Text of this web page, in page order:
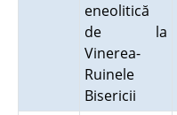
eneolitică
de la
Vinerea-
Ruinele
Bisericii